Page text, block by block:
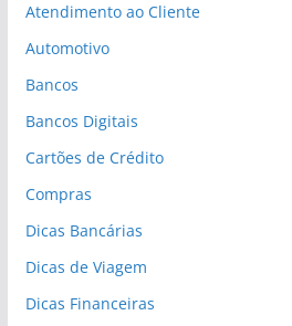
Atendimento ao Cliente
Automotivo
Bancos
Bancos Digitais
Cartões de Crédito
Compras
Dicas Bancárias
Dicas de Viagem
Dicas Financeiras